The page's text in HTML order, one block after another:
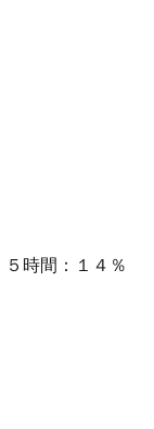
間：１４％